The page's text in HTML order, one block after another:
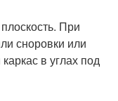
При
сноровки или
в углах под